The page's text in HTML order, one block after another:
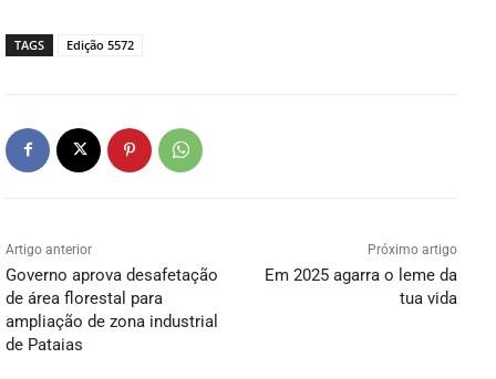
TAGS Edição 5572
Artigo anterior
Governo aprova desafetação
de área florestal para
ampliação de zona industrial
de Pataias
Próximo artigo
Em 2025 agarra o leme da
tua vida